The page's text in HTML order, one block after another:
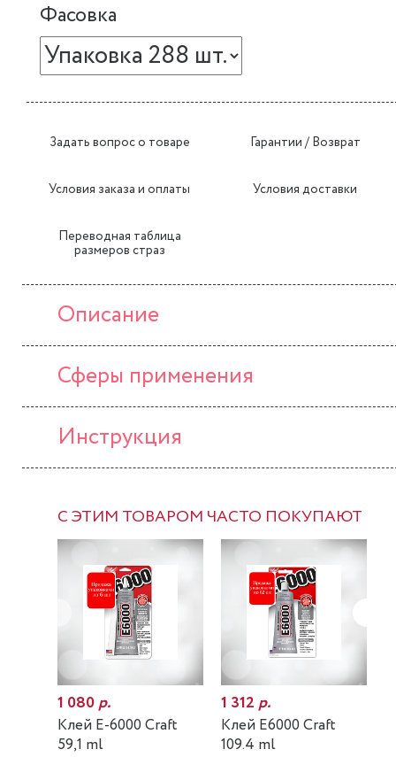
Фасовка
Задать вопрос о товаре Гарантии / Возврат
Условия заказа и оплаты Условия доставки
Переводная таблица
размеров страз
Описание
Сферы применения
Инструкция
С ЭТИМ ТОВАРОМ ЧАСТО ПОКУПАЮТ
1 080р.
Клей E-6000 Craft
59,1 ml
1 312р.
Клей E6000 Craft
109.4 ml